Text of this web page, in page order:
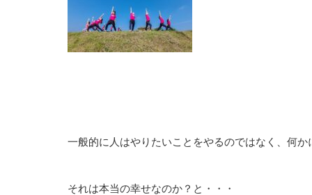
一般的に人はやりたいことをやるのではなく、何か
それは本当の幸せなのか？と・・・